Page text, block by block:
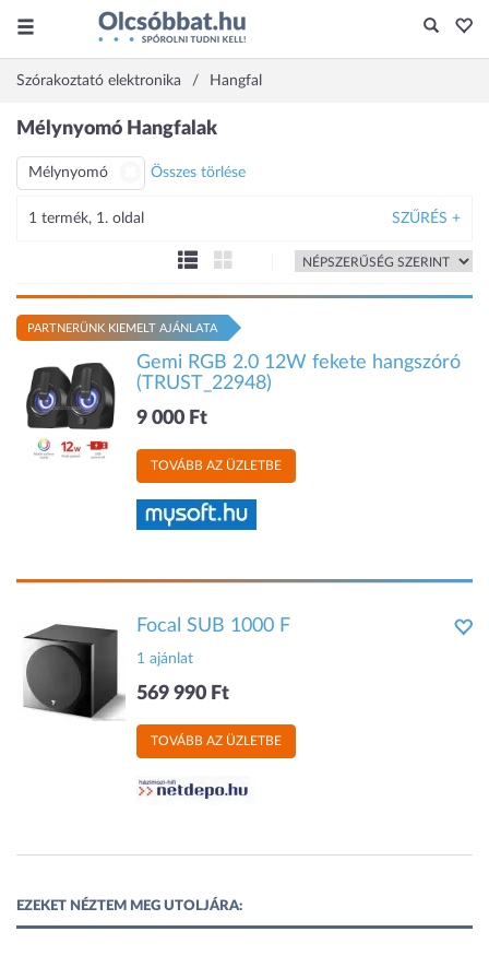
Szórakoztató elektronika Hangfal
Mélynyomó Hangfalak
Mélynyomó Összes törlése
1 termék, 1. oldal SZŰRÉS +
PARTNERÜNK KIEMELT AJÁNLATA
Gemi RGB 2.0 12W fekete hangszóró
(TRUST_22948)
9 000 Ft
TOVÁBB AZ ÜZLETBE
Focal SUB 1000 F
1 ajánlat
569 990 Ft
TOVÁBB AZ ÜZLETBE
EZEKET NÉZTEM MEG UTOLJÁRA: